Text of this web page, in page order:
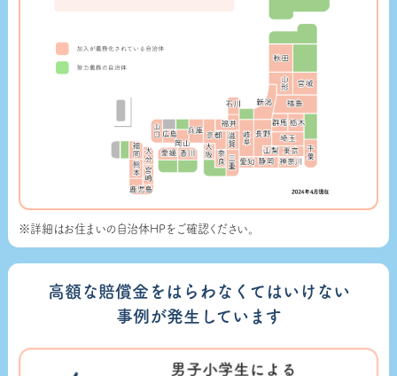
※詳細はお住まいの自治体HPをご確認ください。
高額な賠償金をはらわなくてはいけない
事例が発生しています